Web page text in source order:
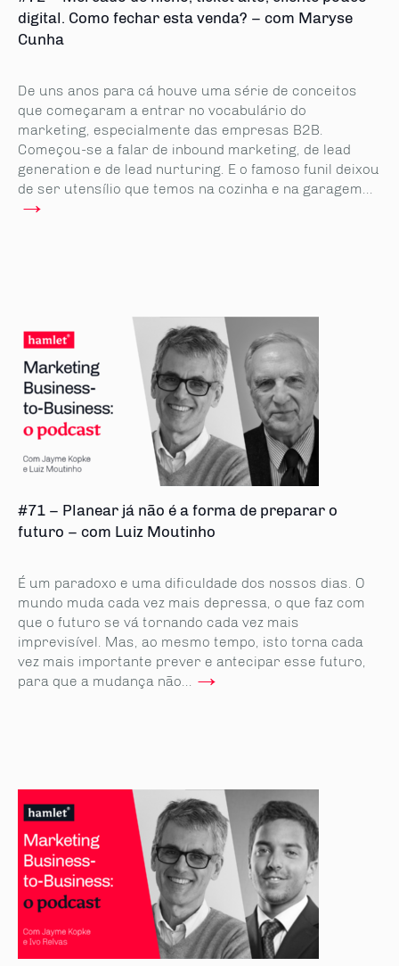
digital. Como fechar esta venda? – com Maryse
Cunha
De uns anos para cá houve uma série de conceitos
que começaram a entrar no vocabulário do
marketing, especialmente das empresas B2B.
Começou-se a falar de inbound marketing, de lead
generation e de lead nurturing. E o famoso funil deixou
de ser utensílio que temos na cozinha e na garagem...
→
#71 – Planear já não é a forma de preparar o
futuro – com Luiz Moutinho
É um paradoxo e uma dificuldade dos nossos dias. O
mundo muda cada vez mais depressa, o que faz com
que o futuro se vá tornando cada vez mais
imprevisível. Mas, ao mesmo tempo, isto torna cada
vez mais importante prever e antecipar esse futuro,
para que a mudança não... →